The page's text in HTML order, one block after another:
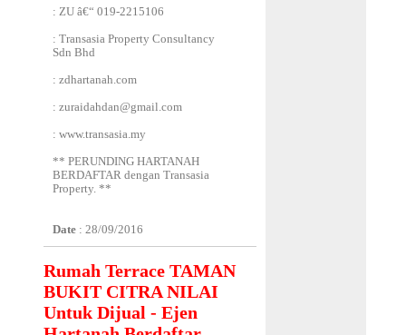
: ZU â€“ 019-2215106
: Transasia Property Consultancy
Sdn Bhd
: zdhartanah.com
: zuraidahdan@gmail.com
: www.transasia.my
** PERUNDING HARTANAH
BERDAFTAR dengan Transasia
Property. **
Date : 28/09/2016
Rumah Terrace TAMAN
BUKIT CITRA NILAI
Untuk Dijual - Ejen